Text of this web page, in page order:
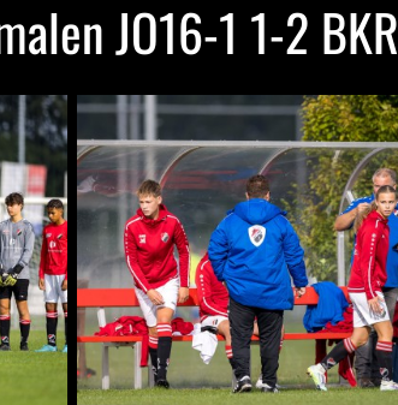
JO16-1 1-2 BKR